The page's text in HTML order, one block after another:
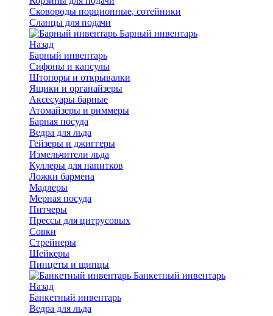
Сковороды порционные, сотейники
Сланцы для подачи
Барный инвентарь
Назад
Барный инвентарь
Сифоны и капсулы
Штопоры и открывалки
Ящики и органайзеры
Аксесуары барные
Атомайзеры и риммеры
Барная посуда
Ведра для льда
Гейзеры и джиггеры
Измельчители льда
Куллеры для напитков
Ложки бармена
Мадлеры
Мерная посуда
Питчеры
Прессы для цитрусовых
Совки
Стрейнеры
Шейкеры
Пинцеты и щипцы
Банкетный инвентарь
Назад
Банкетный инвентарь
Ведра для льда